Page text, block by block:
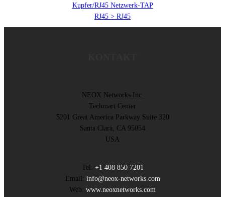
Kupfer/RJ45 Netzwerk-TAP
RJ45 > RJ45
NEOX Networks Inc.
Techmart Center
5201 Great America Parkway Suite 320
Santa Clara, CA 95054
USA
Tel: +1 408 850 7201
Email: info@neox-networks.com
Web: www.neoxnetworks.com